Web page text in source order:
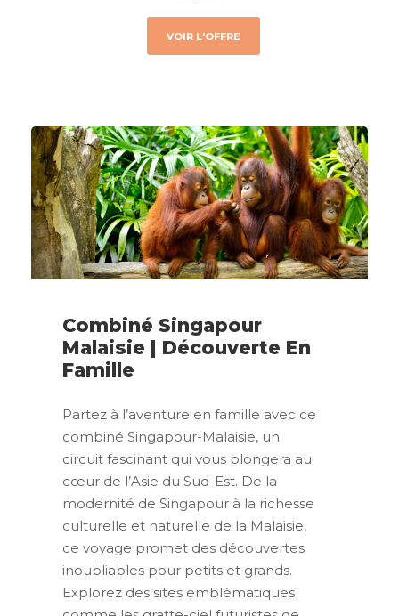
VOIR L'OFFRE
Combiné Singapour
Malaisie | Découverte En
Famille
Partez à l’aventure en famille avec ce
combiné Singapour-Malaisie, un
circuit fascinant qui vous plongera au
cœur de l’Asie du Sud-Est. De la
modernité de Singapour à la richesse
culturelle et naturelle de la Malaisie,
ce voyage promet des découvertes
inoubliables pour petits et grands.
Explorez des sites emblématiques